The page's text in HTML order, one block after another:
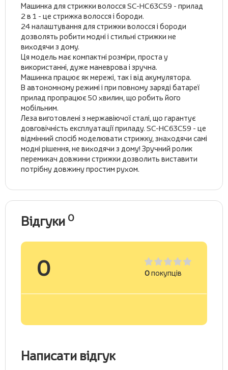
Машинка для стрижки волосся SC-HC63C59 - прилад
2 в 1 - це стрижка волосся і бороди.
24 налаштування для стрижки волосся і бороди
дозволять робити модні і стильні стрижки не
виходячи з дому.
Ця модель має компактні розміри, проста у
використанні, дуже маневрова і зручна.
Машинка працює як мережі, так і від акумулятора.
В автономному режимі і при повному заряді батареї
прилад пропрацює 50 хвилин, що робить його
мобільним.
Леза виготовлені з нержавіючої сталі, що гарантує
довговічність експлуатації приладу. SC-HC63C59 - це
відмінний спосіб моделювати стрижку, знаходячи самі
модні рішення, не виходячи з дому! Зручний ролик
перемикач довжини стрижки дозволить виставити
потрібну довжину простим рухом.
Відгуки 0
0 0покупців
Написати відгук